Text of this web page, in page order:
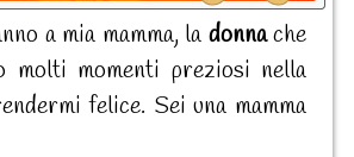
a mia mamma, la donnache
molti momenti preziosi nella
felice. Sei una mamma